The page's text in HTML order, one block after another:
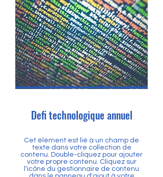
Defi technologique annuel
Cet élément est lié à un champ de
texte dans votre collection de
contenu. Double-cliquez pour ajouter
votre propre contenu. Cliquez sur
l'icône du gestionnaire de contenu